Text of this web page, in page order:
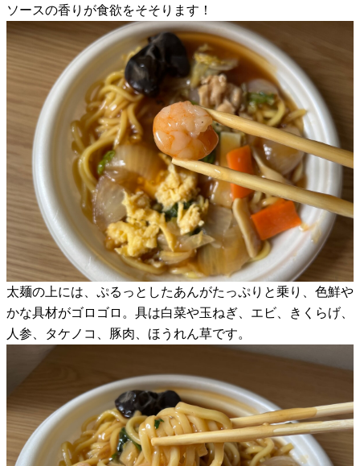
ソースの香りが食欲をそそります！
太麺の上には、ぷるっとしたあんがたっぷりと乗り、色鮮や
かな具材がゴロゴロ。具は白菜や玉ねぎ、エビ、きくらげ、
人参、タケノコ、豚肉、ほうれん草です。